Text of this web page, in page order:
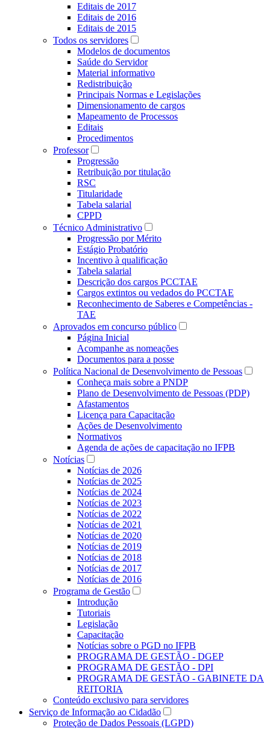
Editais de 2017
Editais de 2016
Editais de 2015
Todos os servidores
Modelos de documentos
Saúde do Servidor
Material informativo
Redistribuição
Principais Normas e Legislações
Dimensionamento de cargos
Mapeamento de Processos
Editais
Procedimentos
Professor
Progressão
Retribuição por titulação
RSC
Titularidade
Tabela salarial
CPPD
Técnico Administrativo
Progressão por Mérito
Estágio Probatório
Incentivo à qualificação
Tabela salarial
Descrição dos cargos PCCTAE
Cargos extintos ou vedados do PCCTAE
Reconhecimento de Saberes e Competências -
TAE
Aprovados em concurso público
Página Inicial
Acompanhe as nomeações
Documentos para a posse
Política Nacional de Desenvolvimento de Pessoas
Conheça mais sobre a PNDP
Plano de Desenvolvimento de Pessoas (PDP)
Afastamentos
Licença para Capacitação
Ações de Desenvolvimento
Normativos
Agenda de ações de capacitação no IFPB
Notícias
Notícias de 2026
Notícias de 2025
Notícias de 2024
Notícias de 2023
Notícias de 2022
Notícias de 2021
Notícias de 2020
Notícias de 2019
Notícias de 2018
Notícias de 2017
Notícias de 2016
Programa de Gestão
Introdução
Tutoriais
Legislação
Capacitação
Notícias sobre o PGD no IFPB
PROGRAMA DE GESTÃO - DGEP
PROGRAMA DE GESTÃO - DPI
PROGRAMA DE GESTÃO - GABINETE DA
REITORIA
Conteúdo exclusivo para servidores
Serviço de Informação ao Cidadão
Proteção de Dados Pessoais (LGPD)